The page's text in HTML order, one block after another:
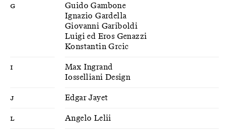
G
Guido Gambone
Ignazio Gardella
Giovanni Gariboldi
Luigi ed Eros Genazzi
Konstantin Grcic
I
Max Ingrand
Iosselliani Design
J Edgar Jayet
L Angelo Lelii